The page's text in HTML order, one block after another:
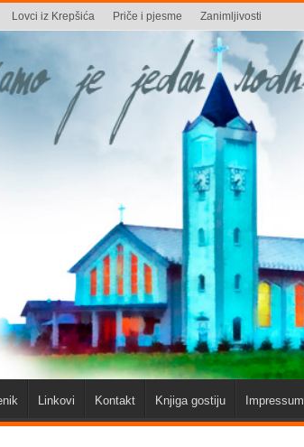
Lovci iz Krepšića Priče i pjesme Zanimljivosti
Linkovi Kontakt Knjiga gostiju Impressum